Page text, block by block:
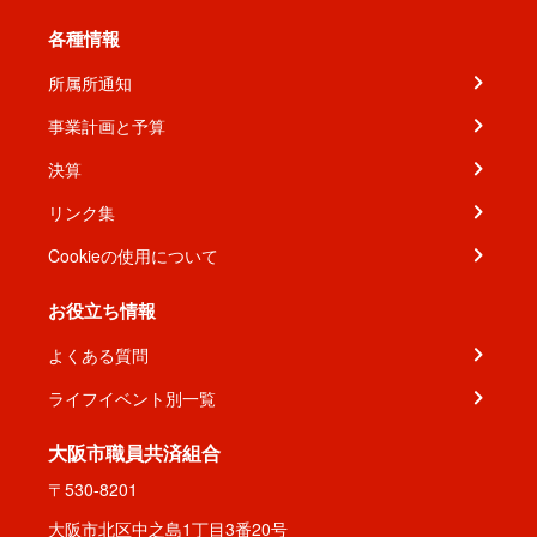
各種情報
所属所通知
事業計画と予算
決算
リンク集
Cookieの使用について
お役立ち情報
よくある質問
ライフイベント別一覧
大阪市職員共済組合
〒530-8201
大阪市北区中之島1丁目3番20号